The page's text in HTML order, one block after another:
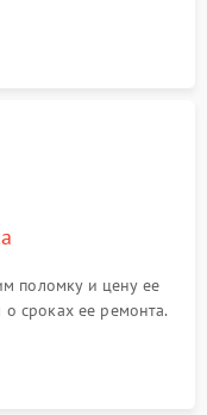
поломку и цену ее
сроках ее ремонта.